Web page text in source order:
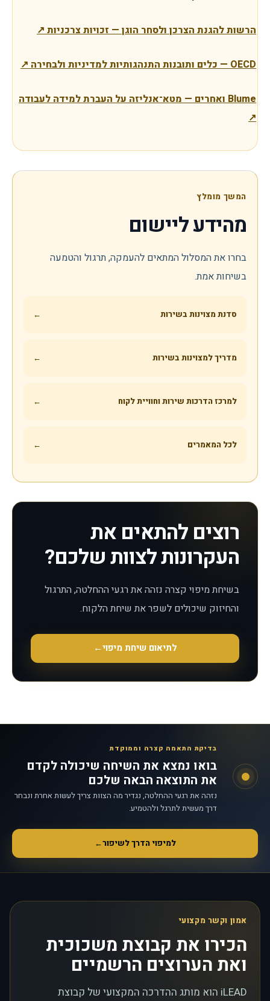
הרשות להגנת הצרכן ולסחר הוגן — זכויות צרכניות↗
OECD — כלים ותובנות התנהגותיות למדיניות ולבחירה ↗
Blume ואחרים — מטא־אנליזה על העברת למידה לעבודה
↗
המשך מומלץ
מהידע ליישום
בחרו את המסלול המתאים להעמקה, תרגול והטמעה
בשיחות אמת.
סדנת מצוינות בשירות ←
מדריך למצוינות בשירות ←
למרכז הדרכות שירות וחוויית לקוח ←
לכל המאמרים ←
רוצים להתאים את
העקרונות לצוות שלכם?
בשיחת מיפוי קצרה נזהה את רגעי ההחלטה, התרגול
והחיזוק שיכולים לשפר את שיחת הלקוח.
לתיאום שיחת מיפוי←
בדיקת התאמה קצרה וממוקדת
בואו נמצא את השיחה שיכולה לקדם
את התוצאה הבאה שלכם
נזהה את רגעי ההחלטה, נגדיר מה הצוות צריך לעשות אחרת ונבחר
דרך מעשית לתרגל ולהטמיע.
למיפוי הדרך לשיפור←
אמון וקשר מקצועי
הכירו את קבוצת משכוכית
ואת הערוצים הרשמיים
iLEAD הוא מותג ההדרכה המקצועי של קבוצת